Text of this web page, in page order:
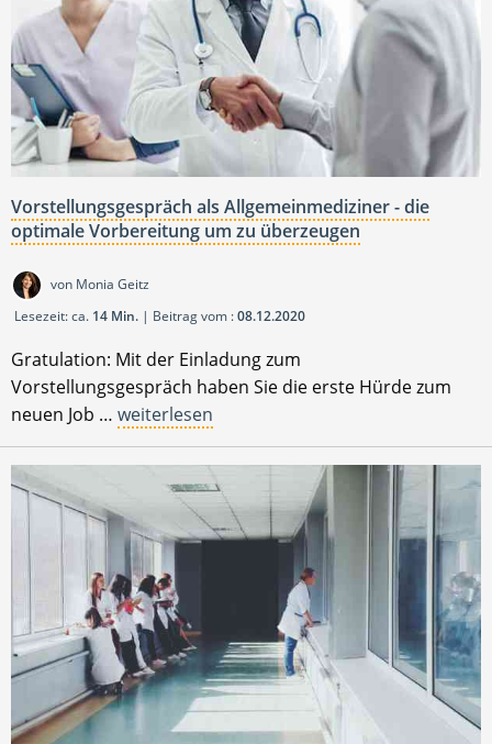
Vorstellungsgespräch als Allgemeinmediziner - die
optimale Vorbereitung um zu überzeugen
von Monia Geitz
Lesezeit: ca. 14 Min. | Beitrag vom :08.12.2020
Gratulation: Mit der Einladung zum
Vorstellungsgespräch haben Sie die erste Hürde zum
neuen Job … weiterlesen